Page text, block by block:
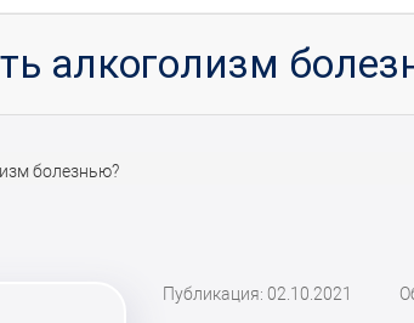
алкоголизм
болезнью?
Публикация: 02.10.2021